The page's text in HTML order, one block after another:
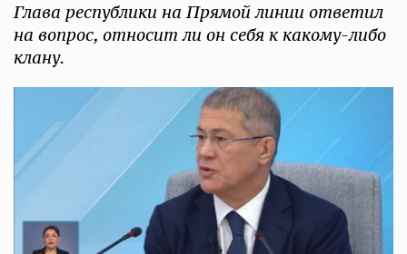
Глава республики на Прямой линии ответил
на вопрос, относит ли он себя к какому-либо
клану.